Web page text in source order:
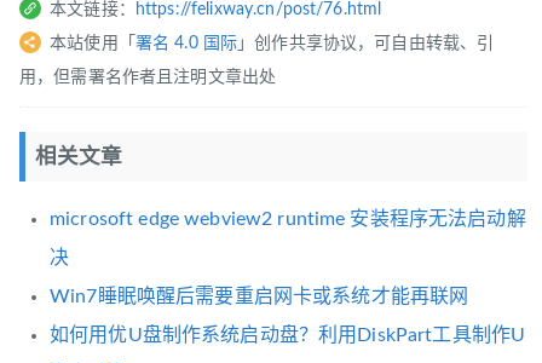
本文链接：
https://felixway.cn/post/76.html
本站使用「 署名 4.0 国际 」创作共享协议，可自由转载、引
用，但需署名作者且注明文章出处
相关文章
microsoft edge webview2 runtime 安装程序无法启动解
决
Win7睡眠唤醒后需要重启网卡或系统才能再联网
如何用优U盘制作系统启动盘？利用DiskPart工具制作U